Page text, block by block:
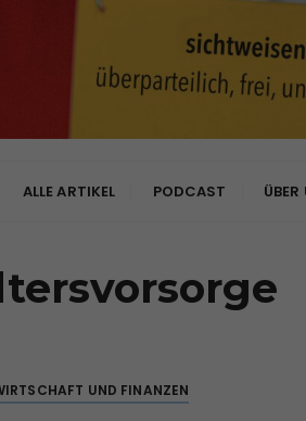
ALLE ARTIKEL PODCAST ÜBER
UND FINANZEN